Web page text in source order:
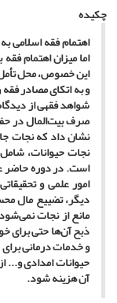
چکیده
اهتمام فقه اسلامی
اما میزان اهتمام
این خصوص، محل
و به اتکای مصادر
شواهد فقهی از
صرف بیت‌المال در
نشان داد که نجات
نجات حیوانات،
است. در دوره حاضر
امور علمی و
دیگر، تضییع مال
مانع از نجات
ذبح آن‌ها حتی برای
و خدمات درمانی برای
حیوانات امدادی و...
آن هزینه شود.